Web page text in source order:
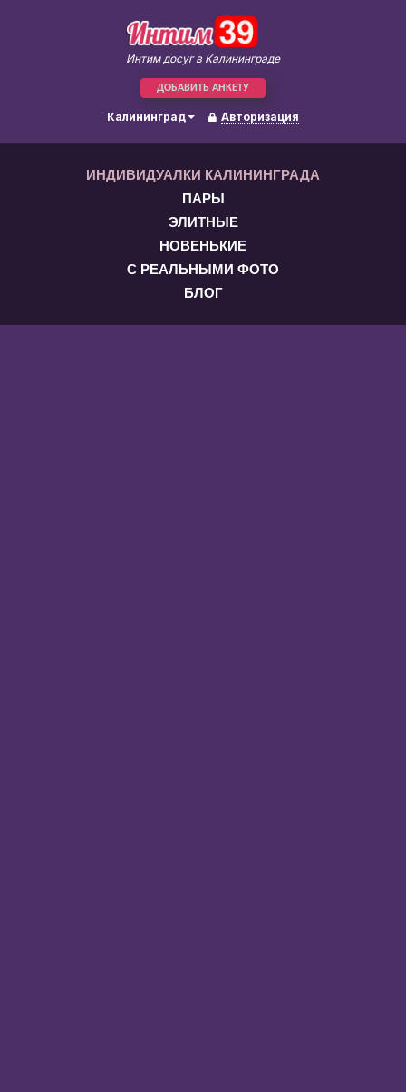
Интим досуг в Калининграде
ДОБАВИТЬ АНКЕТУ
Калининград Авторизация
ИНДИВИДУАЛКИ КАЛИНИНГРАДА
ПАРЫ
ЭЛИТНЫЕ
НОВЕНЬКИЕ
С РЕАЛЬНЫМИ ФОТО
БЛОГ